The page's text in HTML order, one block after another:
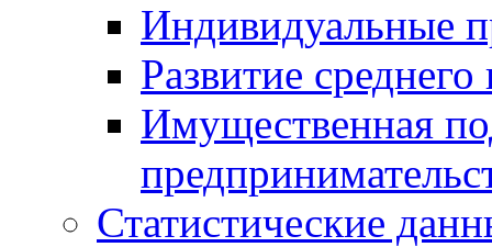
Индивидуальные
Развитие
Имущественная
Статистические